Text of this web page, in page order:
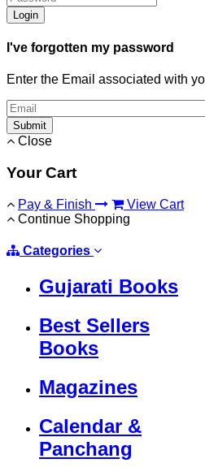
Login
I've forgotten my password
Enter the Email associated with
Submit
Close
Your Cart
Pay & Finish
View Cart
Continue Shopping
Categories
Gujarati Books
Best Sellers
Books
Magazines
Calendar &
Panchang